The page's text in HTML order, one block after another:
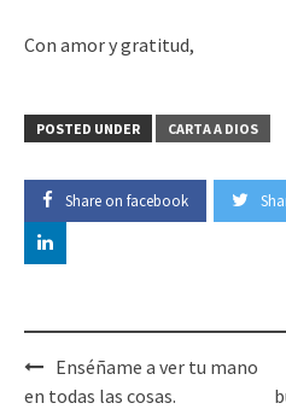
Con amor y gratitud,
POSTED UNDER CARTA A DIOS
Share on facebook
Post
navigation
Enséñame a ver tu mano
en todas las cosas.